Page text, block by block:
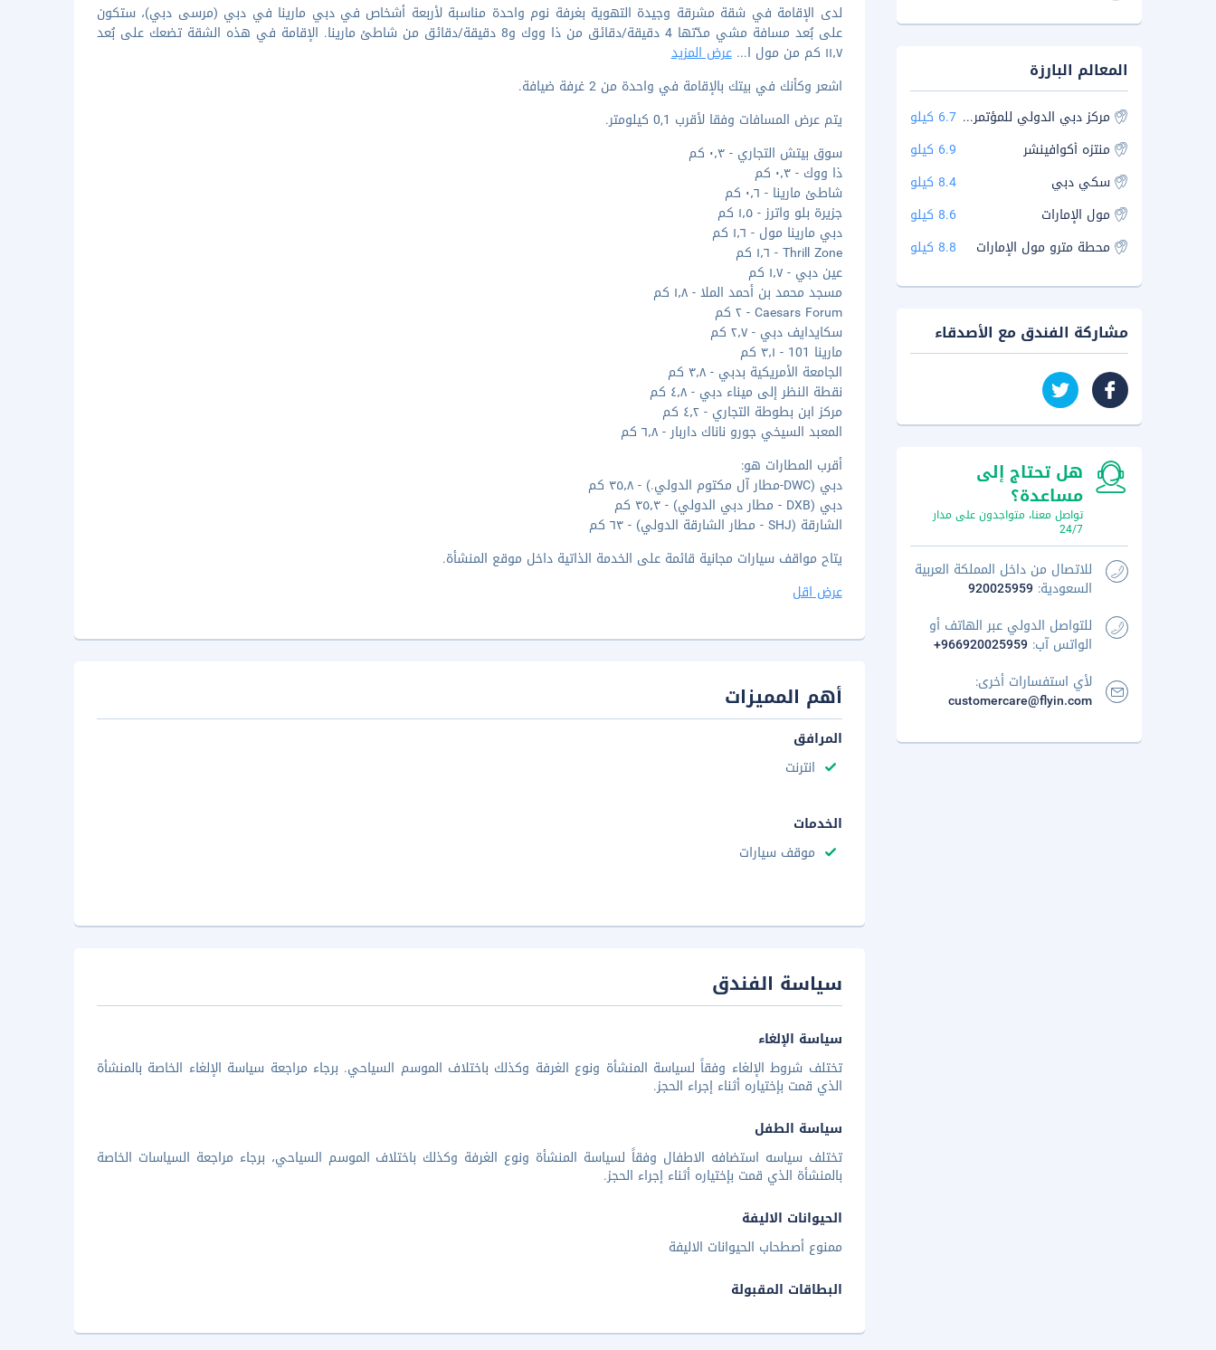
لدى الإقامة في شقة مشرقة وجيدة التهوية بغرفة نوم واحدة مناسبة لأربعة أشخاص في دبي مارينا في دبي (مرسى دبي)، ستكون
على بُعد مسافة مشي مدّتها 4 دقيقة/دقائق من ذا ووك و8 دقيقة/دقائق من شاطئ مارينا. الإقامة في هذه الشقة تضعك على بُعد
١١٫٧ كم من مول ا
...عرض المزيد
اشعر وكأنك في بيتك بالإقامة في واحدة من 2 غرفة ضيافة.
يتم عرض المسافات وفقا لأقرب 0,1 كيلومتر.
سوق بيتش التجاري - ٠٫٣ كم
ذا ووك - ٠٫٣ كم
شاطئ مارينا - ٠٫٦ كم
جزيرة بلو واترز - ١٫٥ كم
دبي مارينا مول - ١٫٦ كم
Thrill Zone - ١٫٦ كم
عين دبي - ١٫٧ كم
مسجد محمد بن أحمد الملا - ١٫٨ كم
Caesars Forum - ٢ كم
سكايدايف دبي - ٢٫٧ كم
مارينا 101 - ٣٫١ كم
الجامعة الأمريكية بدبي - ٣٫٨ كم
نقطة النظر إلى ميناء دبي - ٤٫٨ كم
مركز ابن بطوطة التجاري - ٤٫٢ كم
المعبد السيخي جورو ناناك داربار - ٦٫٨ كم
أقرب المطارات هو:
دبي (DWC-مطار آل مكتوم الدولي.) - ٣٥٫٨ كم
دبي (DXB - مطار دبي الدولي) - ٣٥٫٣ كم
الشارقة (SHJ - مطار الشارقة الدولي) - ٦٣ كم
يتاح مواقف سيارات مجانية قائمة على الخدمة الذاتية داخل موقع المنشأة.
عرض اقل
أهم المميزات
المرافق
انترنت
الخدمات
موقف سيارات
سياسة الفندق
سياسة الإلغاء
تختلف شروط الإلغاء وفقاً لسياسة المنشأة ونوع الغرفة وكذلك باختلاف الموسم السياحي. برجاء مراجعة سياسة الإلغاء الخاصة بالمنشأة
الذي قمت بإختياره أثناء إجراء الحجز.
سياسة الطفل
تختلف سياسه استضافه الاطفال وفقاً لسياسة المنشأة ونوع الغرفة وكذلك باختلاف الموسم السياحي، برجاء مراجعة السياسات الخاصة
بالمنشأة الذي قمت بإختياره أثناء إجراء الحجز.
الحيوانات الاليفة
ممنوع أصطحاب الحيوانات الاليفة
البطاقات المقبولة
المعالم البارزة
مركز دبي الدولي للمؤتمرات والمعارض 6.7 كيلو
منتزه أكوافينشر
6.9 كيلو
سكي دبي
8.4 كيلو
مول الإمارات
8.6 كيلو
محطة مترو مول الإمارات
8.8 كيلو
مشاركة الفندق مع الأصدقاء
هل تحتاج إلى
مساعدة؟
تواصل معنا، متواجدون على مدار
24/7
للاتصال من داخل المملكة العربية
السعودية: 920025959
للتواصل الدولي عبر الهاتف أو
الواتس آب: +966920025959
لأي استفسارات أخرى:
customercare@flyin.com